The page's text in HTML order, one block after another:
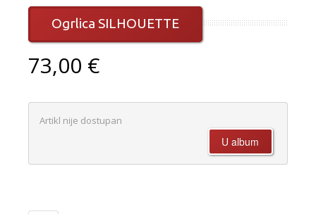
Ogrlica SILHOUETTE
73,00 €
Artikl nije dostupan